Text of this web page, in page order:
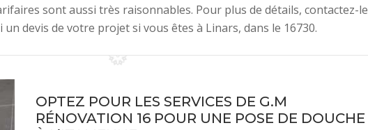
sont aussi très raisonnables. Pour plus de détails, contactez-le
un devis de votre projet si vous êtes à Linars, dans le 16730.
OPTEZ POUR LES SERVICES DE G.M
RÉNOVATION 16 POUR UNE POSE DE DOUCHE